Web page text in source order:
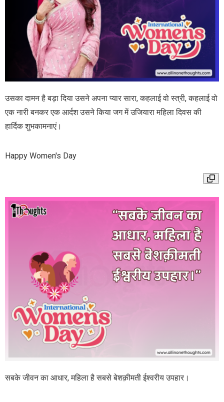
उसका दामन है बड़ा दिया उसने अपना प्यार सारा, कहलाई वो स्त्री, कहलाई वो
एक नारी बनकर एक आर्दश उसने किया जग में उजियारा महिला दिवस की
हार्दिक शुभकामनाएं।
Happy Women's Day
सबके जीवन का आधार, महिला है सबसे बेशक़ीमती ईश्वरीय उपहार।